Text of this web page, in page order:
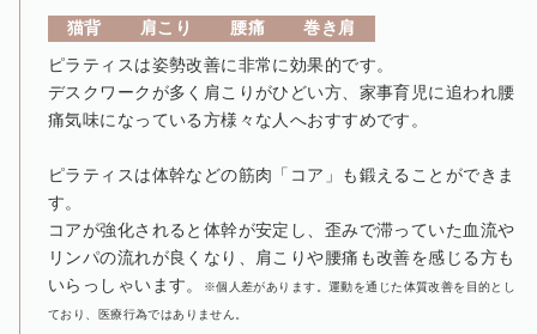
猫背 肩こり 腰痛 巻き肩
ピラティスは姿勢改善に非常に効果的です。
デスクワークが多く肩こりがひどい方、家事育児に追われ腰
痛気味になっている方様々な人へおすすめです。
ピラティスは体幹などの筋肉「コア」も鍛えることができま
す。
コアが強化されると体幹が安定し、歪みで滞っていた血流や
リンパの流れが良くなり、肩こりや腰痛も改善を感じる方も
いらっしゃいます。
※個人差があります。運動を通じた体質改善を目的とし
ており、医療行為ではありません。